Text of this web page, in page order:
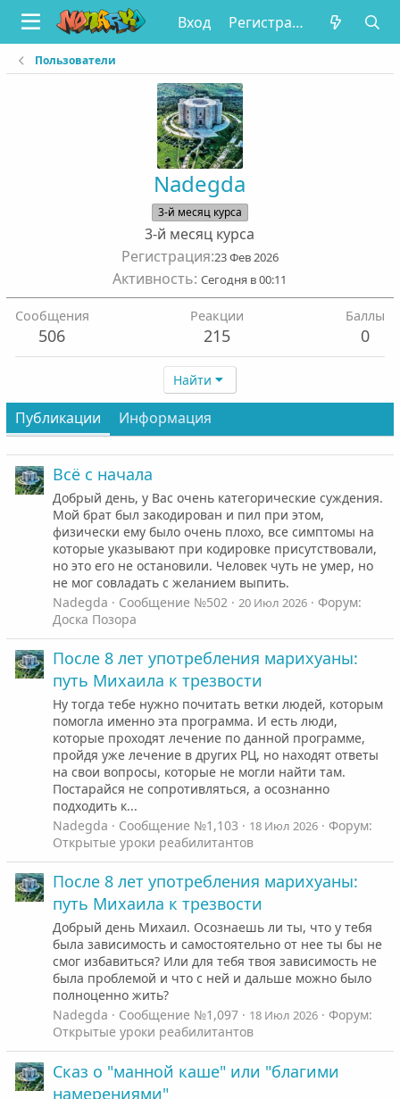
Вход Регистрация
Пользователи
Nadegda
3-й месяц курса
3-й месяц курса
Регистрация 23 Фев 2026
Активность Сегодня в 00:11
Сообщения
506
Реакции
215
Баллы
0
Найти
Публикации Информация
Всё с начала
Добрый день, у Вас очень категорические суждения.
Мой брат был закодирован и пил при этом,
физически ему было очень плохо, все симптомы на
которые указывают при кодировке присутствовали,
но это его не остановили. Человек чуть не умер, но
не мог совладать с желанием выпить.
Nadegda
Сообщение №502 20 Июл 2026
Форум:
Доска Позора
После 8 лет употребления марихуаны:
путь Михаила к трезвости
Ну тогда тебе нужно почитать ветки людей, которым
помогла именно эта программа. И есть люди,
которые проходят лечение по данной программе,
пройдя уже лечение в других РЦ, но находят ответы
на свои вопросы, которые не могли найти там.
Постарайся не сопротивляться, а осознанно
подходить к...
Nadegda
Сообщение №1,103 18 Июл 2026
Форум:
Открытые уроки реабилитантов
После 8 лет употребления марихуаны:
путь Михаила к трезвости
Добрый день Михаил. Осознаешь ли ты, что у тебя
была зависимость и самостоятельно от нее ты бы не
смог избавиться? Или для тебя твоя зависимость не
была проблемой и что с ней и дальше можно было
полноценно жить?
Nadegda
Сообщение №1,097 18 Июл 2026
Форум:
Открытые уроки реабилитантов
Сказ о "манной каше" или "благими
намерениями"